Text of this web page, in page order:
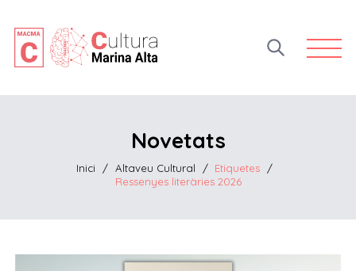
Open
Novetats
Inici / Altaveu Cultural / Etiquetes
/
Ressenyes literàries 2026